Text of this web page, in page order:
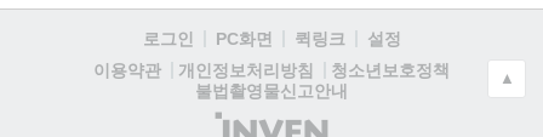
로그인 PC화면 퀵링크
설정
이용약관
개인정보처리방침
청소년보호정책
불법촬영물신고안내
(주)
▲